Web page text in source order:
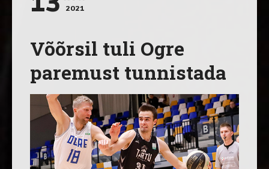
2021
Võõrsil tuli Ogre
paremust tunnistada